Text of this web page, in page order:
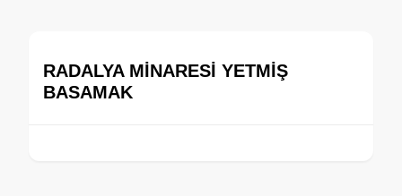
RADALYA MİNARESİ YETMİŞ
BASAMAK